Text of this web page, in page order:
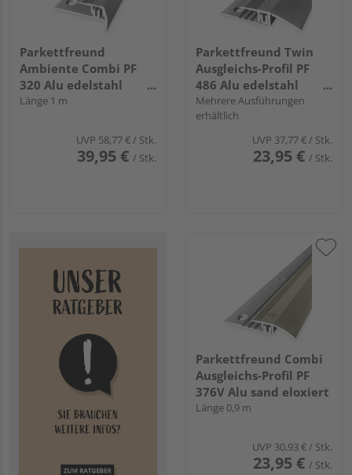
Parkettfreund
Ambiente Combi PF
320 Alu edelstahl
eloxiert
Länge 1 m
UVP 58,77 €/ Stk.
39,95 € / Stk.
Parkettfreund Twin
Ausgleichs-Profil PF
486 Alu edelstahl
eloxiert
Mehrere Ausführungen
erhältlich
UVP 37,77 €/ Stk.
23,95 € / Stk.
Parkettfreund Combi
Ausgleichs-Profil PF
376V Alu sand eloxiert
Länge 0,9 m
UVP 30,93 €/ Stk.
23,95 € / Stk.